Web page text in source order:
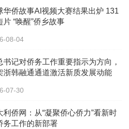
华侨故事AI视频大赛结果出炉 131
片 “唤醒”侨乡故事
08-04
书记对侨务工作重要指示为方向，
浙韩融通通道激活新质发展动能
07-30
利侨网：从“凝聚侨心侨力”看新时
务工作的新部署